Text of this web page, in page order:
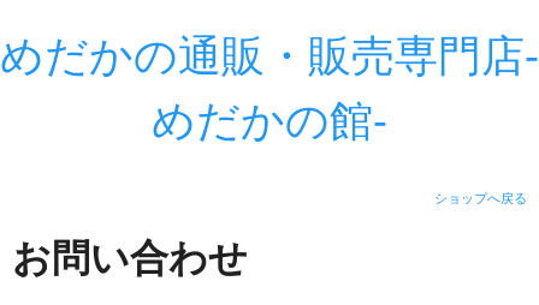
めだかの通販・販売専門店-
めだかの館-
ショップへ戻る
お問い合わせ